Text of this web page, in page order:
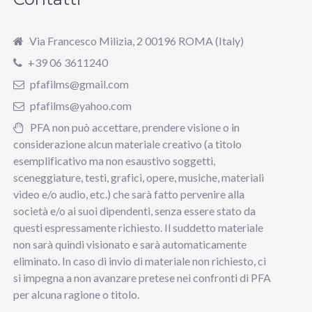
Via Francesco Milizia, 2 00196 ROMA (Italy)
+39 06 3611240
pfafilms@gmail.com
pfafilms@yahoo.com
PFA non può accettare, prendere visione o in
considerazione alcun materiale creativo (a titolo
esemplificativo ma non esaustivo soggetti,
sceneggiature, testi, grafici, opere, musiche, materiali
video e/o audio, etc.) che sarà fatto pervenire alla
società e/o ai suoi dipendenti, senza essere stato da
questi espressamente richiesto. Il suddetto materiale
non sarà quindi visionato e sarà automaticamente
eliminato. In caso di invio di materiale non richiesto, ci
si impegna a non avanzare pretese nei confronti di PFA
per alcuna ragione o titolo.